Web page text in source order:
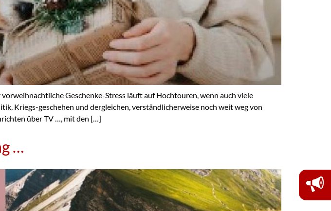
Geschenke-Stress läuft auf Hochtouren, wenn auch viele
Kriegs-geschehen und dergleichen, verständlicherweise noch weit weg von
über TV …, mit den […]
…